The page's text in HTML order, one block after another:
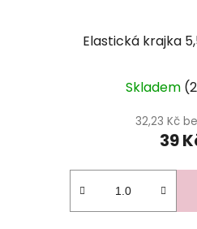
Elastická krajka
Skladem
32,23 Kč
39